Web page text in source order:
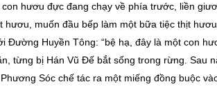
hươu đực đang chạy về phía trước, liền
hươu, muốn đầu bếp làm một bữa tiệc thịt
Đường Huyền Tông: “bệ hạ, đây là một con
từng bị Hán Vũ Đế bắt sống trong rừng. Sau
Sóc chế tác ra một miếng đồng buộc